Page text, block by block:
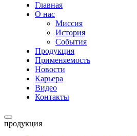
Главная
О нас
Миссия
История
События
Продукция
Применяемость
Новости
Карьера
Видео
Контакты
продукция